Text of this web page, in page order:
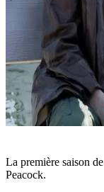
La première saison de
Peacock.